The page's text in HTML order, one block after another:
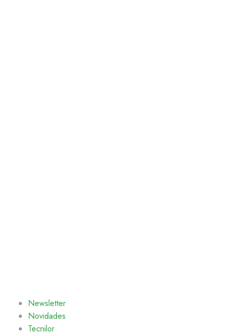
Newsletter
Novidades
Tecnilor